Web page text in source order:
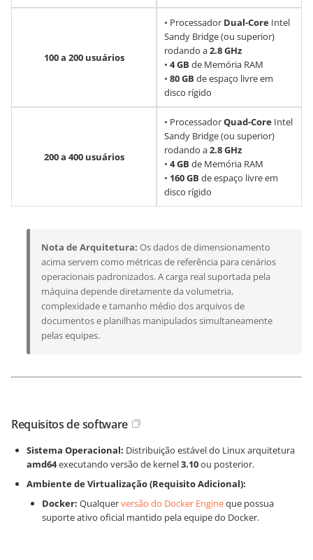
100 a 200 usuários
• Processador Dual-Core Intel
Sandy Bridge (ou superior)
rodando a2.8 GHz
• 4 GB de Memória RAM
• 80 GB de espaço livre em
disco rígido
200 a 400 usuários
• ProcessadorQuad-Core Intel
Sandy Bridge (ou superior)
rodando a2.8 GHz
• 4 GB de Memória RAM
• 160 GB de espaço livre em
disco rígido
Nota de Arquitetura: Os dados de dimensionamento
acima servem como métricas de referência para cenários
operacionais padronizados. A carga real suportada pela
máquina depende diretamente da volumetria,
complexidade e tamanho médio dos arquivos de
documentos e planilhas manipulados simultaneamente
pelas equipes.
Requisitos de software
Sistema Operacional: Distribuição estável do Linux arquitetura
amd64executando versão de kernel3.10ou posterior.
Ambiente de Virtualização (Requisito Adicional):
Docker: Qualquerversão do Docker Engineque possua
suporte ativo oficial mantido pela equipe do Docker.